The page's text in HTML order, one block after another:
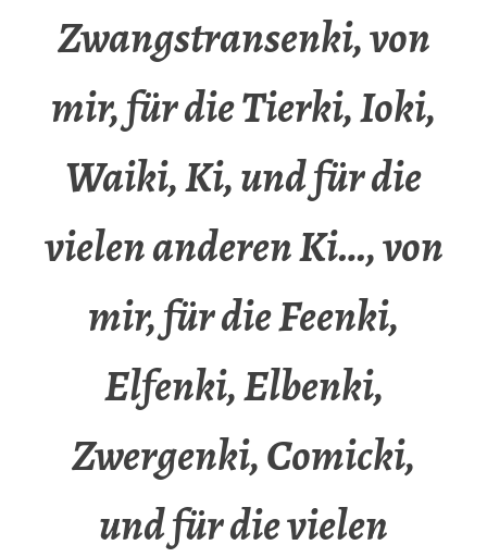
Zwangstransenki, von
mir, für die Tierki, Ioki,
Waiki, Ki, und für die
vielen anderen Ki…, von
mir, für die Feenki,
Elfenki, Elbenki,
Zwergenki, Comicki,
und für die vielen